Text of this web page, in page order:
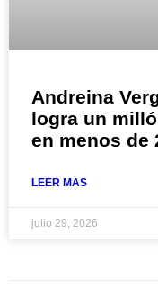
Andreina
logra un
en menos de
LEER MAS
julio 29, 2026